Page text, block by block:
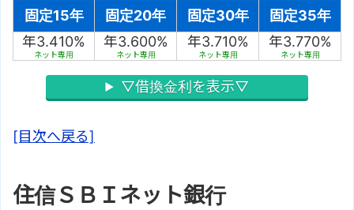
固定15年 固定20年 固定30年
固定35年
年3.410%
ネット専用
年3.600%
ネット専用
年3.710%
ネット専用
年3.770%
ネット専用
▽借換金利を表示▽
[目次へ戻る]
住信ＳＢＩネット銀行